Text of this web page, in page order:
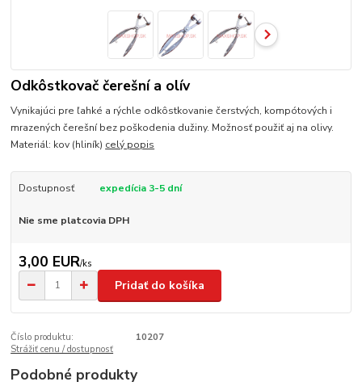
Odkôstkovač čerešní a olív
Vynikajúci pre ľahké a rýchle odkôstkovanie čerstvých, kompótových i
mrazených čerešní bez poškodenia dužiny. Možnosť použiť aj na olivy.
Materiál: kov (hliník) celý popis
Dostupnosť expedícia 3-5 dní
Nie sme platcovia DPH
3,00 EUR/ks
Pridať do košíka
Číslo produktu:
10207
Strážiť cenu / dostupnosť
Podobné produkty